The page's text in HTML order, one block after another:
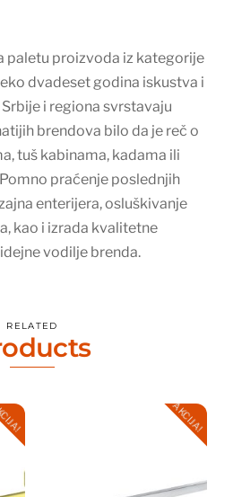
paletu proizvoda iz kategorije
dvadeset godina iskustva i
i regiona svrstavaju
brendova bilo da je reč o
tuš kabinama, kadama ili
praćenje poslednjih
enterijera, osluškivanje
kao i izrada kvalitetne
vodilje brenda.
RELATED
AKCIJA!